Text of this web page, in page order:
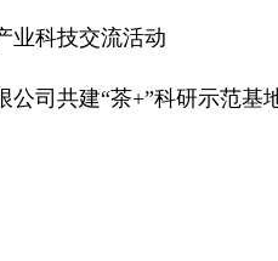
业科技交流活动
司共建“茶+”科研示范基